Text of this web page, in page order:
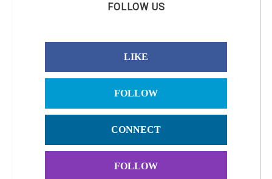
FOLLOW US
LIKE
FOLLOW
CONNECT
FOLLOW